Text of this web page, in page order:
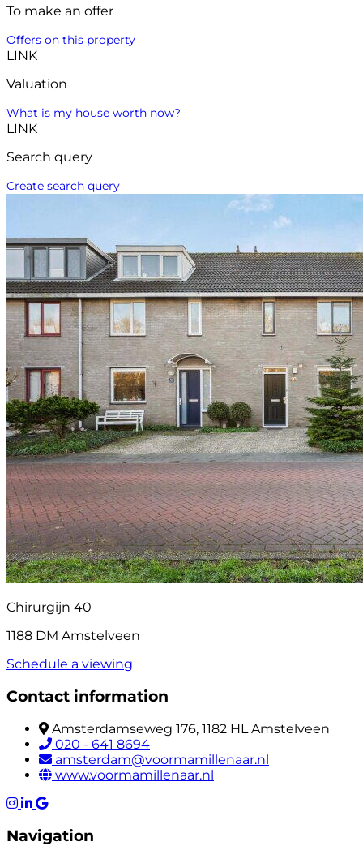
To make an offer
Offers on this property
LINK
Valuation
What is my house worth now?
LINK
Search query
Create search query
Chirurgijn 40
1188 DM Amstelveen
Schedule a viewing
Contact information
Amsterdamseweg 176, 1182 HL Amstelveen
020 - 641 8694
amsterdam@voormamillenaar.nl
www.voormamillenaar.nl
Navigation